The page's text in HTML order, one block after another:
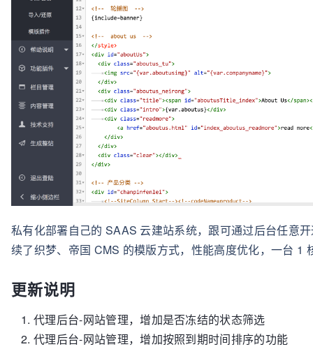
私有化部署自己的 SAAS 云建站系统，跟可通过后台任意
续了织梦、帝国 CMS 的模版方式，性能高度优化，一台 1
更新说明
代理后台-网站管理，增加是否冻结的状态筛选
代理后台-网站管理，增加按照到期时间排序的功能